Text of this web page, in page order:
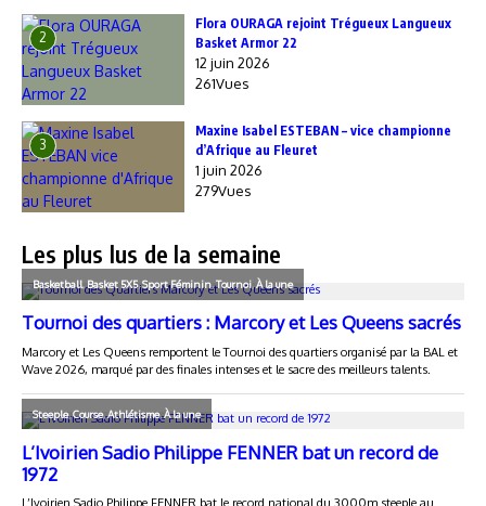
2
Flora OURAGA rejoint Trégueux Langueux
Basket Armor 22
12 juin 2026
261Vues
3
Maxine Isabel ESTEBAN – vice championne
d’Afrique au Fleuret
1 juin 2026
279Vues
Les plus lus de la semaine